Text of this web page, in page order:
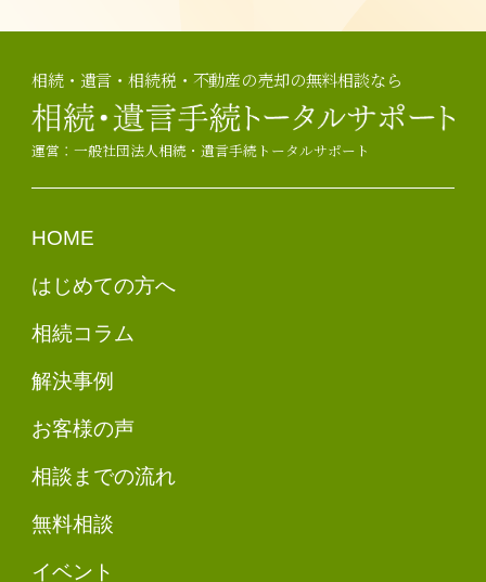
相続・遺言・相続税・不動産の売却の無料相談なら
運営：一般社団法人相続・遺言手続トータルサポート
HOME
はじめての方へ
相続コラム
解決事例
お客様の声
相談までの流れ
無料相談
イベント